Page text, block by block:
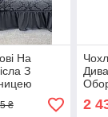
На
З
колір
₴ 2